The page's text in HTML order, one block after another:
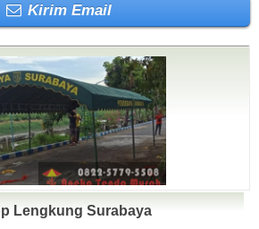
Kirim Email
Lengkung Surabaya